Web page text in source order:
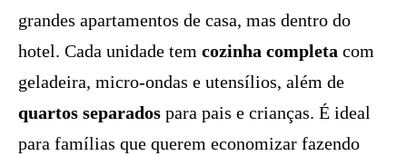
grandes apartamentos de casa, mas dentro do
hotel. Cada unidade tem cozinha completa com
geladeira, micro-ondas e utensílios, além de
quartos separados para pais e crianças. É ideal
para famílias que querem economizar fazendo